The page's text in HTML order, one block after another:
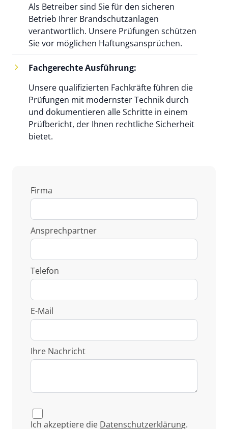
Als Betreiber sind Sie für den sicheren
Betrieb Ihrer Brandschutzanlagen
verantwortlich. Unsere Prüfungen schützen
Sie vor möglichen Haftungsansprüchen.
Fachgerechte Ausführung:
Unsere qualifizierten Fachkräfte führen die
Prüfungen mit modernster Technik durch
und dokumentieren alle Schritte in einem
Prüfbericht, der Ihnen rechtliche Sicherheit
bietet.
Firma
Ansprechpartner
Telefon
E-Mail
Ihre Nachricht
Ich akzeptiere die Datenschutzerklärung.